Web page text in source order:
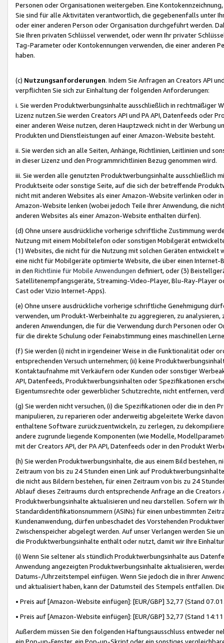
Personen oder Organisationen weitergeben. Eine
Sie sind für alle Aktivitäten verantwortlich, die gegebenenfalls unter
oder einer anderen Person oder Organisation durchgeführt werden.
Sie Ihren privaten Schlüssel verwendet, oder wenn Ihr privater
Tag-Parameter oder Kontokennungen verwenden, die einer anderen
haben.
(c) Nutzungsanforderungen. Indem Sie Anfragen an Creators API
verpflichten Sie sich zur Einhaltung der folgenden Anforderungen:
i. Sie werden Produktwerbungsinhalte ausschließlich in rechtmäßiger
Lizenz nutzen.Sie werden Creators API und PA API, Datenfeeds oder
einer anderen Weise nutzen, deren Hauptzweck nicht in der Werbung
Produkten und Dienstleistungen auf einer Amazon-Website besteht.
ii. Sie werden sich an alle Seiten, Anhänge, Richtlinien, Leitlinien und
in dieser Lizenz und den Programmrichtlinien Bezug genommen wird.
iii. Sie werden alle genutzten Produktwerbungsinhalte ausschließlich
Produktseite oder sonstige Seite, auf die sich der betreffende
nicht mit anderen Websites als einer Amazon-Website verlinken oder
Amazon-Website lenken (wobei jedoch Teile Ihrer Anwendung, die
anderen Websites als einer Amazon-Website enthalten dürfen).
(d) Ohne unsere ausdrückliche vorherige schriftliche Zustimmung
Nutzung mit einem Mobiltelefon oder sonstigen Mobilgerät
(1) Websites, die nicht für die Nutzung mit solchen Geräten
eine nicht für Mobilgeräte optimierte Website, die über einen
in den Richtlinie für Mobile Anwendungen definiert, oder (3)
Satellitenempfangsgeräte, Streaming-Video-Player, Blu-Ray-Player
Cast oder Vizio Internet-Apps).
(e) Ohne unsere ausdrückliche vorherige schriftliche Genehmigung
verwenden, um Produkt-Werbeinhalte zu aggregieren, zu
anderen Anwendungen, die für die Verwendung durch Personen
für die direkte Schulung oder Feinabstimmung eines maschinellen
(f) Sie werden (i) nicht in irgendeiner Weise in die Funktionalität oder
entsprechenden Versuch unternehmen; (ii) keine
Kontaktaufnahme mit Verkäufern oder Kunden oder sonstiger
API, Datenfeeds, Produktwerbungsinhalten oder Spezifikationen
Eigentumsrechte oder gewerblicher Schutzrechte, nicht entfernen,
(g) Sie werden nicht versuchen, (i) die Spezifikationen oder die in
manipulieren, zu reparieren oder anderweitig abgeleitete Werke
enthaltene Software zurückzuentwickeln, zu zerlegen, zu
andere zugrunde liegende Komponenten (wie Modelle,
mit der Creators API, der PA API, Datenfeeds oder in den Produkt
(h) Sie werden Produktwerbungsinhalte, die aus einem Bild bestehen,
Zeitraum von bis zu 24 Stunden einen Link auf
die nicht aus Bildern bestehen, für einen Zeitraum von bis zu 24
Ablauf dieses Zeitraums durch entsprechende Anfrage an die
Produktwerbungsinhalte aktualisieren und neu darstellen. Sofern wir
Standardidentifikationsnummern (ASINs) für einen unbestimmten
Kundenanwendung, dürfen unbeschadet des Vorstehenden
Zwischenspeicher abgelegt werden. Auf unser Verlangen werden Sie
die Produktwerbungsinhalte enthält oder nutzt, damit wir Ihre
(i) Wenn Sie seltener als stündlich Produktwerbungsinhalte aus
Anwendung angezeigten Produktwerbungsinhalte aktualisieren,
Datums-/Uhrzeitstempel einfügen. Wenn Sie jedoch die in Ihrer
und aktualisiert haben, kann der Datumsteil des Stempels entfallen.
• Preis auf [Amazon-Website einfügen]: [EUR/GBP] 32,77 (Stand
• Preis auf [Amazon-Website einfügen]: [EUR/GBP] 32,77 (Stand
Außerdem müssen Sie den folgenden Haftungsausschluss entweder
ein Pop-up-Fenster, ein Pop-up-Skript oder ein sonstiges